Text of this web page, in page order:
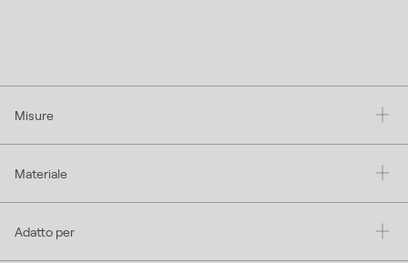
Misure
Materiale
Adatto per